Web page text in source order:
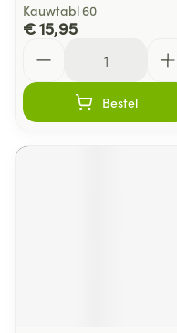
Kauwtabl 60
€ 15,95
Bestel